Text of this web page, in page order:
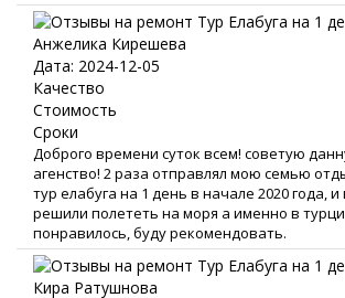
Анжелика Кирешева
Дата: 2024-12-05
Качество
Стоимость
Сроки
Доброго времени суток всем! советую
агенство! 2 раза отправлял мою семью
тур елабуга на 1 день в начале 2020 года,
решили полететь на моря а именно в
понравилось, буду рекомендовать.
Кира Ратушнова